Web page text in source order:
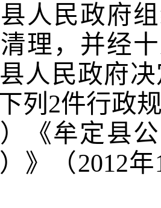
县人民政府
理 ，并经十
人民政府
列 2件行政
）《牟定县
》（2012年